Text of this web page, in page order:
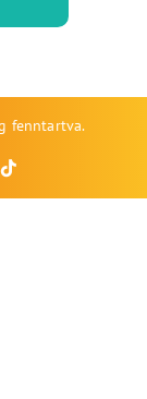
fenntartva.